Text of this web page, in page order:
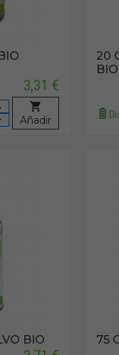
3,31 €
Añadir
20
BIO
BIO 75